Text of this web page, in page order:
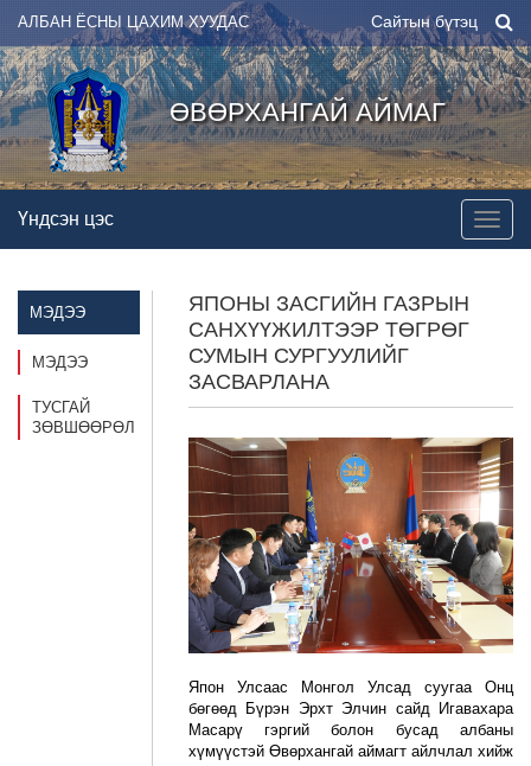
АЛБАН ЁСНЫ ЦАХИМ ХУУДАС Сайтын бүтэц
ӨВӨРХАНГАЙ АЙМАГ
Үндсэн цэс
МЭДЭЭ
МЭДЭЭ
ТУСГАЙ
ЗӨВШӨӨРӨЛ
ЯПОНЫ ЗАСГИЙН ГАЗРЫН
САНХҮҮЖИЛТЭЭР ТӨГРӨГ
СУМЫН СУРГУУЛИЙГ
ЗАСВАРЛАНА
Япон Улсаас Монгол Улсад суугаа Онц
бөгөөд Бүрэн Эрхт Элчин сайд Игавахара
Масарү гэргий болон бусад албаны
хүмүүстэй Өвөрхангай аймагт айлчлал хийж